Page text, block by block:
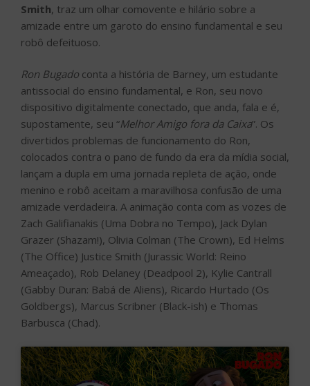
Smith, traz um olhar comovente e hilário sobre a
amizade entre um garoto do ensino fundamental e seu
robô defeituoso.
Ron Bugado conta a história de Barney, um estudante
antissocial do ensino fundamental, e Ron, seu novo
dispositivo digitalmente conectado, que anda, fala e é,
supostamente, seu “Melhor Amigo fora da Caixa”. Os
divertidos problemas de funcionamento do Ron,
colocados contra o pano de fundo da era da mídia social,
lançam a dupla em uma jornada repleta de ação, onde
menino e robô aceitam a maravilhosa confusão de uma
amizade verdadeira. A animação conta com as vozes de
Zach Galifianakis (Uma Dobra no Tempo), Jack Dylan
Grazer (Shazam!), Olivia Colman (The Crown), Ed Helms
(The Office) Justice Smith (Jurassic World: Reino
Ameaçado), Rob Delaney (Deadpool 2), Kylie Cantrall
(Gabby Duran: Babá de Aliens), Ricardo Hurtado (Os
Goldbergs), Marcus Scribner (Black-ish) e Thomas
Barbusca (Chad).